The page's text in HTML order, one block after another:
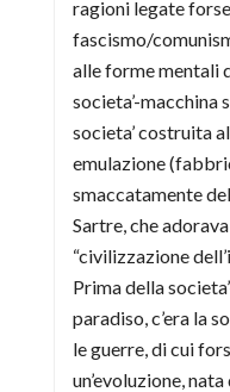
ragioni legate
fascismo/
alle forme mentali
societa’-macchina
societa’ costruita
emulazione
smaccatamente
Sartre, che
“civilizzazione
Prima della
paradiso, c’era la
le guerre, di cui
un’evoluzione,